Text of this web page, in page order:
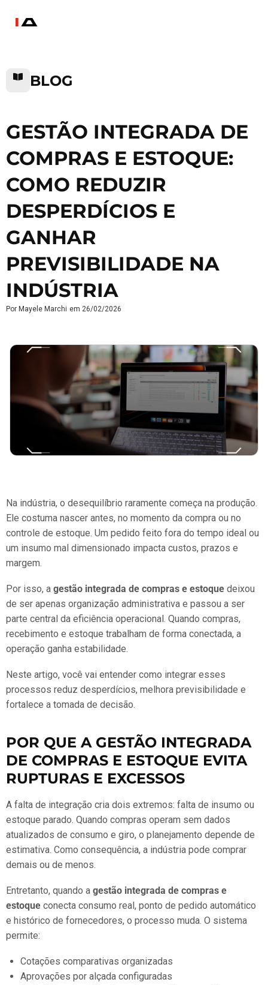
BLOG
GESTÃO INTEGRADA DE
COMPRAS E ESTOQUE:
COMO REDUZIR
DESPERDÍCIOS E
GANHAR
PREVISIBILIDADE NA
INDÚSTRIA
Por Mayele Marchi em 26/02/2026
Na indústria, o desequilíbrio raramente começa na produção.
Ele costuma nascer antes, no momento da compra ou no
controle de estoque. Um pedido feito fora do tempo ideal ou
um insumo mal dimensionado impacta custos, prazos e
margem.
Por isso, a gestão integrada de compras e estoque deixou
de ser apenas organização administrativa e passou a ser
parte central da eficiência operacional. Quando compras,
recebimento e estoque trabalham de forma conectada, a
operação ganha estabilidade.
Neste artigo, você vai entender como integrar esses
processos reduz desperdícios, melhora previsibilidade e
fortalece a tomada de decisão.
POR QUE A GESTÃO INTEGRADA
DE COMPRAS E ESTOQUE EVITA
RUPTURAS E EXCESSOS
A falta de integração cria dois extremos: falta de insumo ou
estoque parado. Quando compras operam sem dados
atualizados de consumo e giro, o planejamento depende de
estimativa. Como consequência, a indústria pode comprar
demais ou de menos.
Entretanto, quando a gestão integrada de compras e
estoque conecta consumo real, ponto de pedido automático
e histórico de fornecedores, o processo muda. O sistema
permite:
Cotações comparativas organizadas
Aprovações por alçada configuradas